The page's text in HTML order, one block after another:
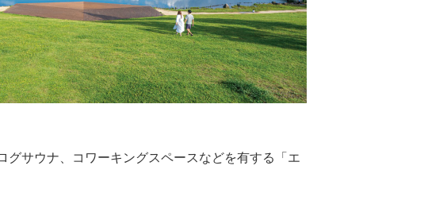
サウナ、コワーキングスペースなどを有する「エ